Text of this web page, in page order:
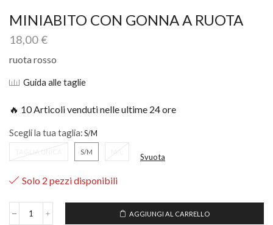
MINIABITO CON GONNA A RUOTA
18,00€
ruota rosso
Guida alle taglie
🔥 10 Articoli venduti nelle ultime 24 ore
Scegli la tua taglia:
TAGLIA UNICA S/M M/L Svuota
Solo 2 pezzi disponibili
AGGIUNGI AL CARRELLO